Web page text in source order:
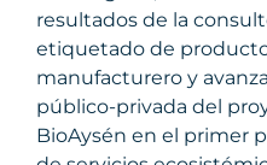
resultados de la
etiquetado de
manufacturero y
público-privada del
BioAysén en el primer